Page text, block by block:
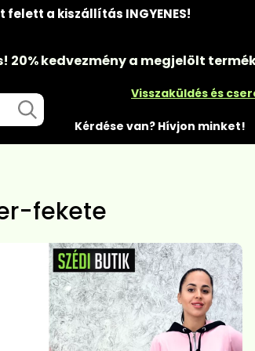
felett a kiszállítás INGYENES!
20% kedvezménya megjelölt
Visszaküldés és
Kérdése van? Hívjon minket!
fekete